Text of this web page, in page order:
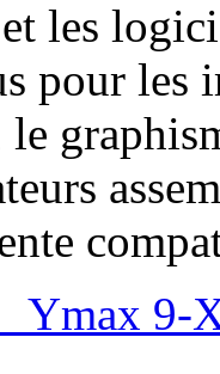
les
pour les
9-